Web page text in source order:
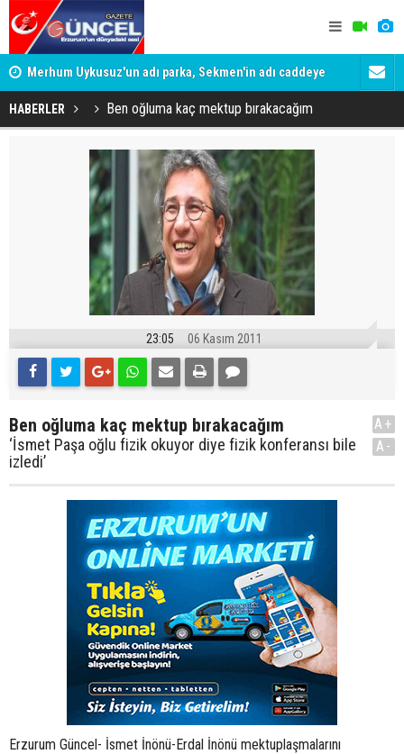
Merhum Uykusuz'un adı parka, Sekmen'in adı caddeye
verildi
HABERLER Ben oğluma kaç mektup bırakacağım
23:05 06 Kasım 2011
Ben oğluma kaç mektup bırakacağım
‘İsmet Paşa oğlu fizik okuyor diye fizik konferansı bile
izledi’
A+
A-
Erzurum Güncel- İsmet İnönü-Erdal İnönü mektuplaşmalarını kitaplaştıran Can Dündar: “Kitabı hazırlarken düşündüm: Babamdan bana kaç mektup kaldı, ben oğluma kaç mektup bırakabileceğim? Çok az, yok gibi bir şey” Savaştan yeni çıkmış bir ülkenin cumhurbaşkanını düşünün... Memleket işlerinin ne kadar vaktini aldığını... Hayatının ne kadarının kendisine ait olduğunu... Ve bu adamın iki oğlu olsun, Amerika’ya eğitime gönderdiği. Onlara haftada en az bir mektup yazacağını, onlardan gelecek her satırın yolunu gözleyeceğini, “Şu an senin hafif gülümseyen resmine bakarak yazıyorum” gibi duygusal cümleler kurabileceğini düşünür müsünüz? Onların attığı adımı, okuduğu kitabı, gördüğü filmi buralardan takip edeceğini... Can Dündar’ın yayına hazırladığı “Canım Erdalım Sevgili Babacığım” kitabında, dönemin cumhurbaşkanı İsmet İnönü ile oğlu Erdal İnönü’nün 1947-1952 yılları arasındaki kıtalararası yazışmalarını buluyoruz. Can Yayınları’ndan çıkan kitap bir dönemin Türkiye’sinden ve dünyasından sayısız ipuçları barındırıyor, evet. Ama her şeyden önce, sanata, bilime meraklı, çocuklarına düşkün bir baba ile 21’inde yaşının çok ötesinde bir olgunluğa erişmiş oğlunun sıcacık ilişkisine tanık oluyorsunuz. Can Dündar ile söze kitaptan başladık, kendi babası ve oğluyla ilişkisine uzandık... Bu mektupların yayınlanması nasıl gündeme geldi? İnönü ailesiyle bayağı bir ortak çalışmalarımız oldu, ben ailenin hem fertleriyle hem arşiviyle haşır neşir oldum. İsmet Paşa’nın mektupları yayınlanmıştı daha önce. Erdal bey ile nehir söyleşimiz sırasında baktım elinde bir dosya var, sürekli oraya bakıyor gençlik yıllarını anlatırken. Ne olduğunu sorunca “Babama yazdığım mektuplar” dedi. Okumak için iznini istedim ve okuyunca da çok heyecan verici buldum. Çünkü hem İnönü ailesi var onun içinde, hem Erdal İnönü’nün gençlikte nasıl şekillendiği, hem de o dönemin Türkiyesi ve dünyası var. Yayımlanması için izin istedim, olur dedi. Böylece kendi yazdığı mektuplarla babasının mektupları ilk kez bir araya gelmiş oldu * Ne açıdan ilginç geleceğini düşündünüz bunların birlikte tekrar yayımlanmasının? O mektuplar 80’li yıllarda yayımlanmış, tekrar basılmamıştı. Bir de tabii cevaplarıyla birlikte okuyunca aralarındaki ilişki daha netlik kazanıyor. Ben bu mektupların bir baba-oğul ilişkisi olarak da çok ibretlik olduğunu düşünüyorum. Mesela şimdi diyelim çocuğunu baleye veriyor ve sorumluluğunu yerine getirdiğini düşünüyor ya baba... İsmet Paşa oğlu fizik okuyor diye fizik konferansına gidiyor. Bu hakikaten emek isteyen bir şey bir baba açısından. O zaman sen de o sürece dahil oluyorsun ve bu hayatı bambaşka bir noktaya getiriyor. Mesela köşkte bir kimya laboratuvarı var, paşa boş zamanlarında deney yapıyor. Şimdi, eğer köşkte kimya laboratuvarı olan bir baban varsa başka bir çocuk oluyorsun. İlgi alanların ona göre şekilleniyor. Erdal İnönü de diyor ki mesela “Figaro’nun Düğünü’ne gittim, Türkiye’deki gösteriminden bir hayli farklı oynuyor.” Çağlar ötesinden bir şey gibi geliyor bize... * Böyle birinin kısa bir süre de olsa Türkiye’de politika yapmış olması da inanılmaz... Cumhurbaşkanı olabilirdi aslında, ne kadar büyük şans olurdu Türkiye için. * Öyle bir hırsı da yoktu ama değil mi? Ama işin güzelliği oradaydı zaten. Onu o yapan o hırssızlıktı. “Babamdan bana kaç mektup kaldı, ben oğluma kaç mektup bırakırım?” * Bunun bizdeki karşılığı beceriksizlik oldu ama... Öyle oldu evet. Türkiye’nin hırsızlara tahammülü var da hırssızlara yok ne yazık ki. n Babasına derslerini ve sinema tiyatro anlatırken anneye de yediğini içtiğini, giydiğini yazıyor... Evet, anne de ona sucuklar, pastırmalar gönderiyor. Anneye kedili kartlar atılıyor, babaya atlı... Sivilcelerim gene azdı diyor mesela, onları rapor ediyor. Çok naif geliyor bana. * Çok da detaylı yazıyor ayrıca... Gazeteci gibi, sanki olay yerinden bildiriyor. Şunu düşün, ilk defa yurtdışına çıkıyorsun, LONDRA’ya gidiyorsun, o akşam büyükelçilikte yemek yiyorsun, yemekten odana çekilip mektup yazmaya başlıyorsun. Ve 21 yaşındasın. Bu çok özel bir durum. * Siz kaç yaşındaydınız Londra’ya gittiğinizde? 24 yaşındaydım. Bu kitabı hazırlarken şeyi düşündüm: Babamdan bana kaç mektup kaldı, ben oğluma kaç mektup bırakabileceğim? Çok az, yok gibi bir şey. Ama Londra’dan onlara mektup yazmışım ve çok detaylı mektuplar. Bayağı bir hayat muhasebesi. Demek ki mesafe açılmasının öyle bir etkisi oluyor. * Babanızdan size gelen mektup var mı? Yok. Tabii telefonun devreye girmesi işi değiştirmiş. Şimdi Skype’tan filan konuşup tamamen siliniyorsun, ancak polis kaydederse kaydımız var! Bundan sonraki tarih araştırmasını emniyet arşivinde yapacağız herhalde. * Sizin ilişkiniz nasıldı babanızla? Ben siz diye hitap eden bir mesafede değildim ama bizde genellikle ebeveynle çocuk arasında sevdiğini söyleyememe halleri vardır ya, öyle bir durum vardı bizde de. Babam ölüm döşeğindeydi onu sevdiğimi söylediğimde. Çok geç ama sonrasında dövünmekten de bir nebze daha iyi gene de. Belki mektup o travmayı hafifletebilirdi. Söyleyemediğim şeyi yazabilirdim. * Siz oğlunuza yazıyor musunuz? Ben kendi defterime yazıyorum, ona değil. Ben bütün hislerini sonunda kağıda dökme alışkanlığında bir adamım. Ama ona yazamıyorum pek. Aynı ev içinde yazışmak belki tuhaf olabilir ama o da yurtdışına eğitime gitse mektup yazmayı çok özlerim, isterim. Pul meselesi beni çok etkiledi burada. Arka kapaktaki zarftaki İsmet Paşa’nın el yazısı, Mr. Erdal İnönü diye yazıyor, pulda kendi resminin olması hakikaten çok özel bir durum. Geçen hafta PTT’nin bir etkinliği vardı. Tenis turnuvasında bir köşe açmışlar, herkes kendi pulunu bastırabiliyor. Orada fotoğrafını çekiyorlar, yarım saat sonra sana pulların geliyor, üstünde 20 kuruş yazıyor. O pulları yapıştırıp mektubunu gönderebiliyorsun. * Siz yaptınız mı? Yaptım. Yani devlet başkanlarına özel bir durum çok kitleselleşmiş, herkesin kendi pulu olabiliyor. Biraz mektup yazmayı teşvik için belki, hoşuma gitti. “O belgesel belki de Reha Muhtar’ın hoşuna gitmeyecekti” * Sınıf arkadaşınız Reha Muhtar sizi sıra kendinize gelene kadar demokrasi ve özgürlüklerden söz etmemekle suçladı... Benim böyle şeylere en azından köşemden cevap vermeme gibi bir ilkem var. Okuru bizim kişisel meselelerimizin hiç ilgilendirmediğini, bu köşeleri de bize bunlar için vermediklerini düşünüyorum. Bir de arkadaşlık dediğin zaten öyle olmaz değil mi, köşeden köşeye atışmazsın. Arkadaşın olan insan açar telefonla söyler. Ben daha önce çalıştığım gazeteden bir yazar arkadaşıma müdahale edildiği için istifa etmiştim, hatırlattığı olay o. Ahmet Altan’ın yazısına müdahale edilmişti, ben buna karşı çıkan bir yazı yazdım, o yazı konulmadığı zaman da istifa ettim. Meslek hayatımda en övündüğüm çıkışlarımdan biridir. O zaman hiç başıma gelmiş bir şey yoktu, başıma gelince hatırlamış değilim. Ama tabii ki insan çok daha net görüyor bugünlerde gidişatı ve böyle bir dönemde ses yükseltmenin bedelinin nasıl ödendiğini görüyoruz, ya işsiz kalıyorsun, ya içeri giriyorsun. Dolayısıyla şimdi itiraz edenlere değil etmeyenlere laf etmenin zamanı diye düşünüyorum. * Belgeselini yapacakmışsınız, vazgeçmişsiniz... Ben “Aynalar” diye bir dizi yapmıştım, onun esprisi her dönemin öne çıkan isimleri üzerinden Türkiye’yi anlamaya çalışmaktı. Reha Muhtar 90’lar Türkiye’sini anlamak için önemliydi. Burada insanları yüceltmek için bir belgesel yapılmıyor. Sadece onlar toplumu algılamak için aynadırlar anlamında yapılan bir şey. Belki görse çok da hoşuna gitmeyecekti, dolayısıyla “Belgeselimi yapacaktın, vazgeçtin” gibi bir şey değil o. Bunları konuşmak da ağrıma gidiyor çünkü hakikaten arkadaşlar böyle haberleşmez. “Oğlum kitabı okudu, önsözü eleştirdi” * Bir de ne kadar mütevazı bir hayatları var. Mektuplarda ince ince para hesapları... Orada bir kürk hikayesi var benim çok hoşuma giden. Annesine bir kürk almak istiyor, 1000 dolar kürkün fiyatı ve vergi indirimlerini hesaplamış, 600 dolara kadar iniyor. İsmet Paşa’nın cevabına bak: “Erdalım, sevgili oğlum, kürk hikayeni okudum, olacak iş değil. O kadar doları bulamayız. Senin bu kadarlık ihtiyat paran için üç senedir uğraşıyoruz.” Mesela bir dönem geçim zorluğu çektikleri için Pembe Köşk’ü kiraya veriyorlar! Cumhurbaşkanının yolluğunu yapmış olması beklenir değil mi bugünkü anlayıştan bakıldığında? Öyle olmuyor. Hatta dönem değiştikten sonra aileyle bir hesaplaşma başlıyor, belaltı vurmalar başlıyor. Büyük oğulun trafik kazası meselesi, orada ailenin ne kadar sarsılıp üzüldüğünü görebiliyoruz. Ama oğlunu çağırıp “Nedir bu işin aslı?” diye soruyor, oğlu bir kere kendi versiyonunu anlatıyor ve ondan sonra yüzde yüz güven duygusuyla onu savunmaya geçiyor. En ufak bir endişe duymuyor. O güven duygusunu Allah her ana babaya nasip etsin. * Siz yüzde yüz güveniyor musunuz oğlunuza? Güveniyorum. Arada beyaz yalanlar olsa bile temel meselede doğruyu söylememenin ona bir getirisi olmadığını anladı zannediyorum. Ama tersinin de ona çok şey kazandırdığını gördü. Dürüstlüğün prim yaptığı bir yer haline getirmemiz lazım bu hayatı. Onun için de dürüstlüğü ödüllendirmemiz lazım. Şimdilik iyi gidiyoruz. * Oğlunuz okudu mu kitabı? Ben yazarken yanıbaşımdaydı, ben ona sık sık bölümler okudum. Önsözü okudu, kısalttı. “Kitabın içindeki bütün sürprizleri ele vermişsin. Önsözü okuyan kitabı okumaz” dedi. Üstelik bunu Özden hanımın (Toker) yanında söyledi, o da buna hak verdi. “Duştayken siyasi partilerin grup toplantısı konuşmalarını dinledim” * Bu sezon televizyondan uzaksınız. Nasıl hissediyorsunuz kendinizi? İlk yaptığım şey kol saatimi çözmek oldu ve zamandan azade oldum. Pranga çözer gibi oluyor. Çünkü o seni birçok şeye bağlıyor. Diyelim duşa girdim, partilerin grup toplantısı konuşmalarını dinliyordum duşta. Bir insan niye kendine bunu yapar diye düşünüyorum ama bu işin bir parçası ve onu kaçırmaman gerekiyor o anda. Ve çok önemli bir şey yaptığına inanıyorsun. Belki de yapıyorsun, yapanlara haksızlık etmeyeyim ama dışına çıkınca dönüp bakıyorum, geride ne bıraktı diye, şu kitabın bende bı